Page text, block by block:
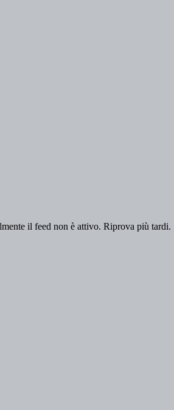
il feed non è attivo. Riprova più tardi.